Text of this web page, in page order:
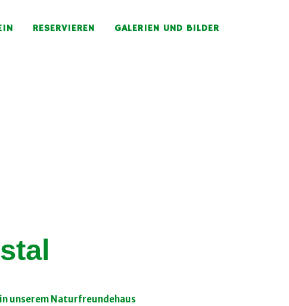
RESERVIEREN GALERIEN UND BILDER
unserem Naturfreundehaus